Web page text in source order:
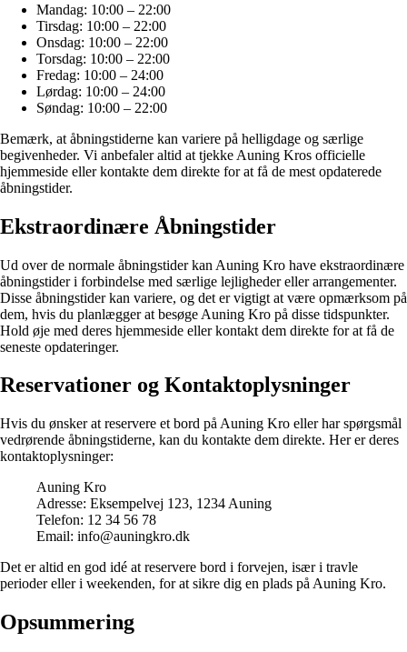
Mandag: 10:00 – 22:00
Tirsdag: 10:00 – 22:00
Onsdag: 10:00 – 22:00
Torsdag: 10:00 – 22:00
Fredag: 10:00 – 24:00
Lørdag: 10:00 – 24:00
Søndag: 10:00 – 22:00
Bemærk, at åbningstiderne kan variere på helligdage og særlige
begivenheder. Vi anbefaler altid at tjekke Auning Kros officielle
hjemmeside eller kontakte dem direkte for at få de mest opdaterede
åbningstider.
Ekstraordinære Åbningstider
Ud over de normale åbningstider kan Auning Kro have ekstraordinære
åbningstider i forbindelse med særlige lejligheder eller arrangementer.
Disse åbningstider kan variere, og det er vigtigt at være opmærksom på
dem, hvis du planlægger at besøge Auning Kro på disse tidspunkter.
Hold øje med deres hjemmeside eller kontakt dem direkte for at få de
seneste opdateringer.
Reservationer og Kontaktoplysninger
Hvis du ønsker at reservere et bord på Auning Kro eller har spørgsmål
vedrørende åbningstiderne, kan du kontakte dem direkte. Her er deres
kontaktoplysninger:
Auning Kro
Adresse: Eksempelvej 123, 1234 Auning
Telefon: 12 34 56 78
Email: info@auningkro.dk
Det er altid en god idé at reservere bord i forvejen, især i travle
perioder eller i weekenden, for at sikre dig en plads på Auning Kro.
Opsummering